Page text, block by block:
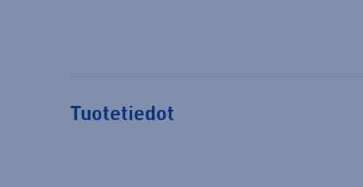
Tuotetiedot